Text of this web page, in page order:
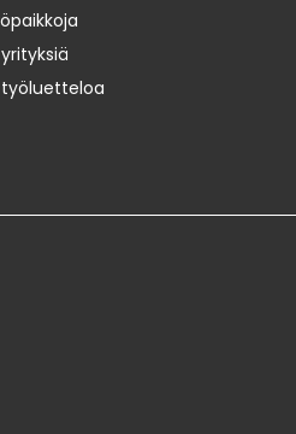
työluetteloa